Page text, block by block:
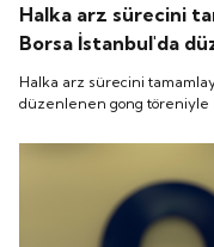
Halka arz sürecini
Borsa İstanbul'da
"MASFN" koduyla
Halka arz sürecini
düzenlenen gong töreniyle